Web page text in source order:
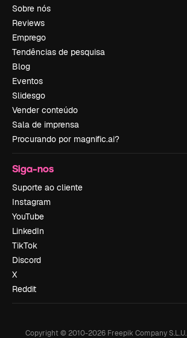
Sobre nós
Reviews
Emprego
Tendências de pesquisa
Blog
Eventos
Slidesgo
Vender conteúdo
Sala de imprensa
Procurando por magnific.ai?
Siga-nos
Suporte ao cliente
Instagram
YouTube
LinkedIn
TikTok
Discord
X
Reddit
Copyright © 2010-2026Freepik Company S.L.U.